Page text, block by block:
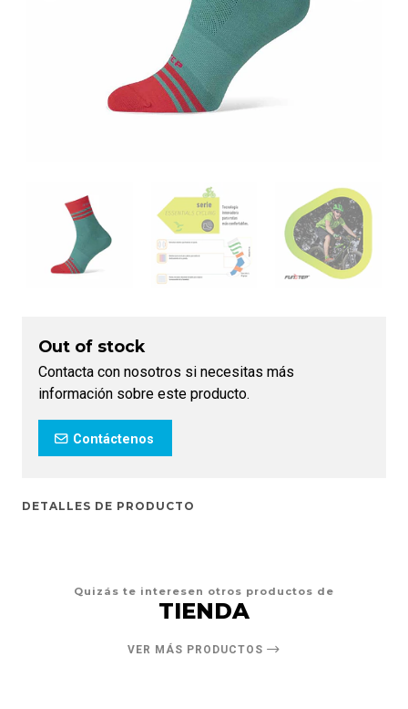
Out of stock
Contacta con nosotros si necesitas más
información sobre este producto.
Contáctenos
DETALLES DE PRODUCTO
Quizás te interesen otros productos de
TIENDA
VER MÁS PRODUCTOS